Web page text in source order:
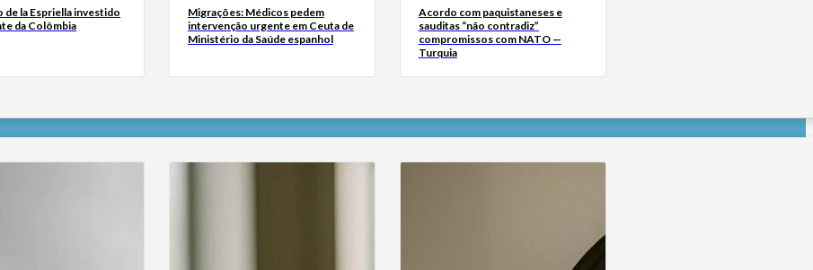
de la Espriella investido
da Colômbia
Migrações: Médicos pedem
intervenção urgente em Ceuta de
Ministério da Saúde espanhol
Acordo com paquistaneses e
sauditas “não contradiz”
compromissos com NATO —
Turquia